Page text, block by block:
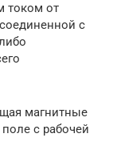
током от
с
магнитные
с рабочей